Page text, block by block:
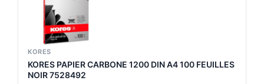
KORES
KORES PAPIER CARBONE 1200 DIN A4 100 FEUILLES
NOIR 7528492